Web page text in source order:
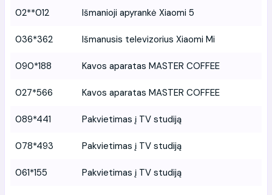
02**012 Išmanioji apyrankė Xiaomi 5
036*362 Išmanusis televizorius Xiaomi Mi
090*188 Kavos aparatas MASTER COFFEE
027*566 Kavos aparatas MASTER COFFEE
089*441 Pakvietimas į TV studiją
078*493 Pakvietimas į TV studiją
061*155 Pakvietimas į TV studiją